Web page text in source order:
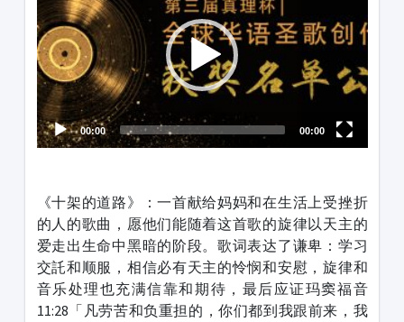
00:00 00:00
《十架的道路》：一首献给妈妈和在生活上受挫折
的人的歌曲，愿他们能随着这首歌的旋律以天主的
爱走出生命中黑暗的阶段。歌词表达了谦卑：学习
交託和顺服，相信必有天主的怜悯和安慰，旋律和
音乐处理也充满信靠和期待，最后应证玛窦福音
11:28「凡劳苦和负重担的，你们都到我跟前来，我